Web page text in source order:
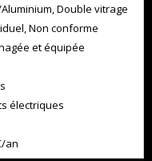
Double vitrage
Non conforme
et équipée
électriques
an